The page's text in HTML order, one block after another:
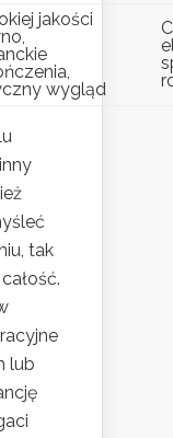
jakości
wygląd
tak
lub